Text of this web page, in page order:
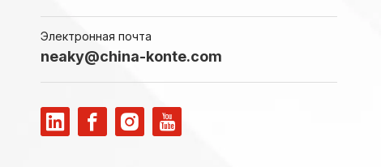
Электронная почта
neaky@china-konte.com